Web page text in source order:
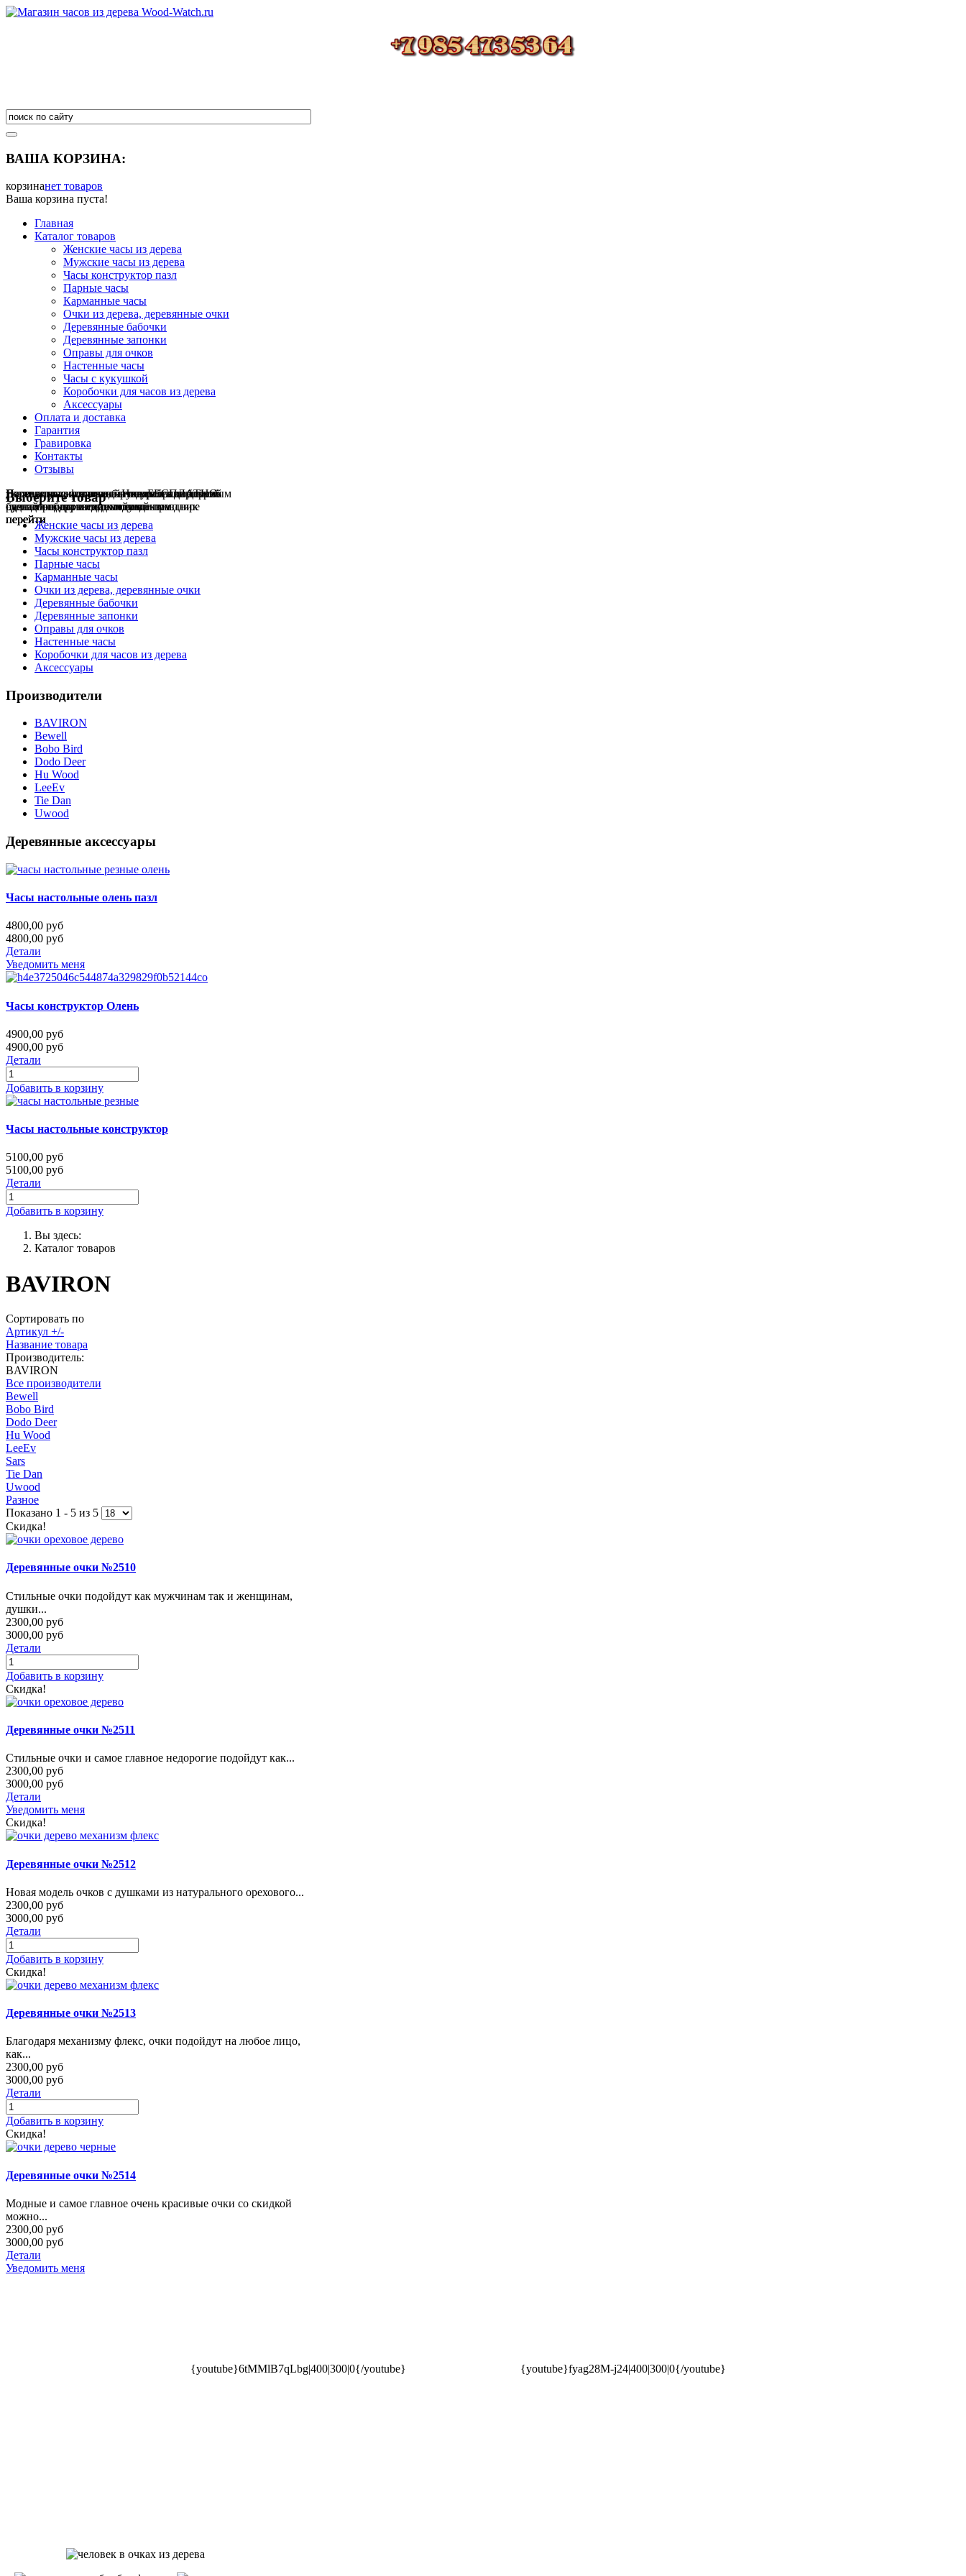
ВАША КОРЗИНА:
корзинанет товаров
Ваша корзина пуста!
Главная
Каталог товаров
Женские часы из дерева
Мужские часы из дерева
Часы конструктор пазл
Парные часы
Карманные часы
Очки из дерева, деревянные очки
Деревянные бабочки
Деревянные запонки
Оправы для очков
Настенные часы
Часы с кукушкой
Коробочки для часов из дерева
Аксессуары
Оплата и доставка
Гарантия
Гравировка
Контакты
Отзывы
Гравировка на часахобычнаяБЕСПЛАТНО
сделай подарок индивидуальным
перейти
Деревянные флешкии ручкис гравировкой
сделаем подарок эксклюзивным
перейти
Настенные резныечасыНатуральное дерево
ручная работа в единичном экземпляре
перейти
Парные часыотличный подарок влюблённым
на годовщину или семейный праздник
перейти
Деревянные оправыдля очковбез диоптрий
будь стильным всегда и везде
перейти
Выберите товар
Женские часы из дерева
Мужские часы из дерева
Часы конструктор пазл
Парные часы
Карманные часы
Очки из дерева, деревянные очки
Деревянные бабочки
Деревянные запонки
Оправы для очков
Настенные часы
Коробочки для часов из дерева
Аксессуары
Производители
BAVIRON
Bewell
Bobo Bird
Dodo Deer
Hu Wood
LeeEv
Tie Dan
Uwood
Деревянные аксессуары
Часы настольные олень пазл
4800,00 руб
4800,00 руб
Детали
Уведомить меня
Часы конструктор Олень
4900,00 руб
4900,00 руб
Детали
Добавить в корзину
Часы настольные конструктор
5100,00 руб
5100,00 руб
Детали
Добавить в корзину
Вы здесь:
Каталог товаров
BAVIRON
Сортировать по
Артикул +/-
Название товара
Производитель:
BAVIRON
Все производители
Bewell
Bobo Bird
Dodo Deer
Hu Wood
LeeEv
Sars
Tie Dan
Uwood
Разное
Показано 1 - 5 из 5
Скидка!
Деревянные очки №2510
Стильные очки подойдут как мужчинам так и женщинам,
душки...
2300,00 руб
3000,00 руб
Детали
Добавить в корзину
Скидка!
Деревянные очки №2511
Стильные очки и самое главное недорогие подойдут как...
2300,00 руб
3000,00 руб
Детали
Уведомить меня
Скидка!
Деревянные очки №2512
Новая модель очков с душками из натурального орехового...
2300,00 руб
3000,00 руб
Детали
Добавить в корзину
Скидка!
Деревянные очки №2513
Благодаря механизму флекс, очки подойдут на любое лицо,
как...
2300,00 руб
3000,00 руб
Детали
Добавить в корзину
Скидка!
Деревянные очки №2514
Модные и самое главное очень красивые очки со скидкой
можно...
2300,00 руб
3000,00 руб
Детали
Уведомить меня
{youtube}6tMMlB7qLbg|400|300|0{/youtube} {youtube}fyag28M-j24|400|300|0{/youtube}